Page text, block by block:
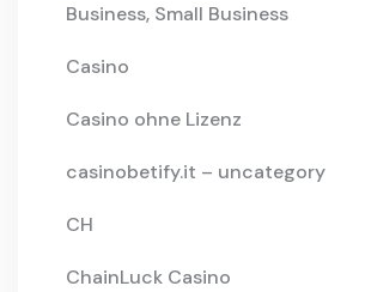
Business, Small Business
Casino
Casino ohne Lizenz
casinobetify.it – uncategory
CH
ChainLuck Casino